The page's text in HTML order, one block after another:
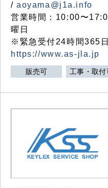
/aoyama@j1a.info
営業時間：10:00〜
曜日
※緊急受付24時間365
https://www.as-jla.jp
販売可 工事・取付